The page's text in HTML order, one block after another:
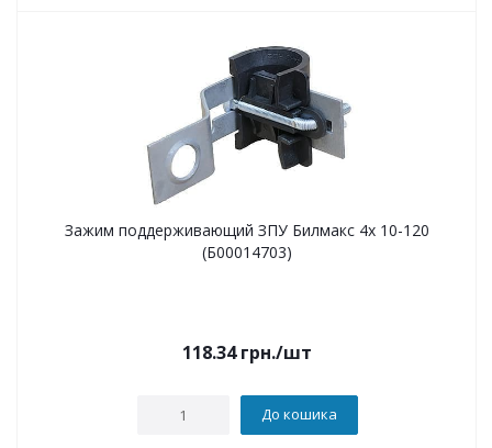
Зажим поддерживающий ЗПУ Билмакс 4х 10-120
(Б00014703)
118.34грн./шт
До кошика